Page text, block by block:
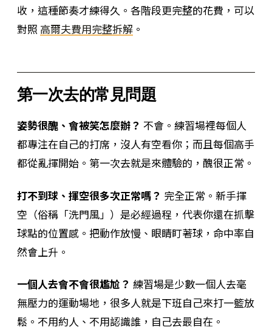
收，這種節奏才練得久。各階段更完整的花費，可以
對照 高爾夫費用完整拆解 。
第一次去的常見問題
姿勢很醜、會被笑怎麼辦？ 不會。練習場裡每個人
都專注在自己的打席，沒人有空看你；而且每個高手
都從亂揮開始。第一次去就是來體驗的，醜很正常。
打不到球、揮空很多次正常嗎？ 完全正常。新手揮
空（俗稱「洗門風」）是必經過程，代表你還在抓擊
球點的位置感。把動作放慢、眼睛盯著球，命中率自
然會上升。
一個人去會不會很尷尬？ 練習場是少數一個人去毫
無壓力的運動場地，很多人就是下班自己來打一籃放
鬆。不用約人、不用認識誰，自己去最自在。